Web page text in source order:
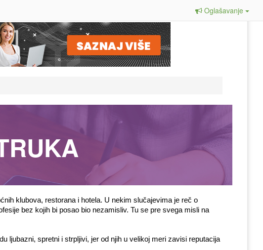
Oglašavanje
klubova, restorana i hotela. U nekim slučajevima je reč o
bez kojih bi posao bio nezamisliv. Tu se pre svega misli na
ljubazni, spretni i strpljivi, jer od njih u velikoj meri zavisi reputacija